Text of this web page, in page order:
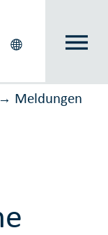
→ Meldungen